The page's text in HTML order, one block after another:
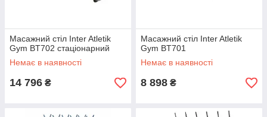
Масажний стіл Inter Atletik
Gym BT702 стаціонарний
Немає в наявності
14 796 ₴
Масажний стіл Inter Atletik
Gym BT701
Немає в наявності
8 898 ₴